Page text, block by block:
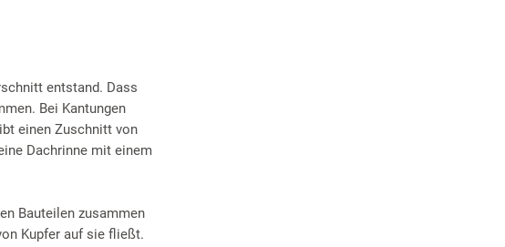
entstand. Dass
Bei Kantungen
einen Zuschnitt von
Dachrinne mit einem
Bauteilen zusammen
Kupfer auf sie fließt.